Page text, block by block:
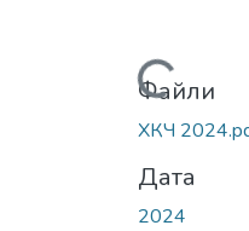
Вантажиться...
Файли
ХКЧ
Дата
2024